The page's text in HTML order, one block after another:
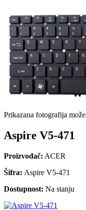
Prikazana fotografija
Aspire V5-471
Proizvođač: ACER
Šifra: Aspire V5-471
Dostupnost: Na stanju